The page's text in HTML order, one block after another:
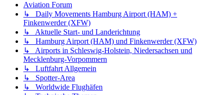
Aviation Forum
↳ Daily Movements Hamburg Airport (HAM) +
Finkenwerder (XFW)
↳ Aktuelle Start- und Landerichtung
↳ Hamburg Airport (HAM) und Finkenwerder (XFW)
↳ Airports in Schleswig-Holstein, Niedersachsen und
Mecklenburg-Vorpommern
↳ Luftfahrt Allgemein
↳ Spotter-Area
↳ Worldwide Flughäfen